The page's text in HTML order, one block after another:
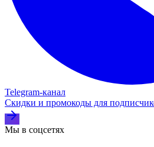
Telegram‑канал
Скидки и промокоды для
Мы в соцсетях